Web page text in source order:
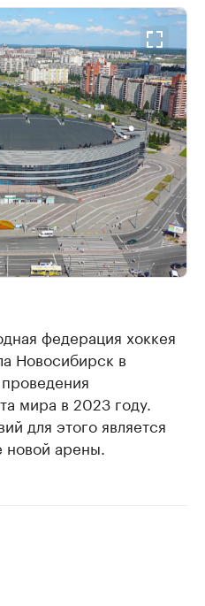
федерация хоккея
Новосибирск в
мира в 2023 году.
для этого является
новой арены.